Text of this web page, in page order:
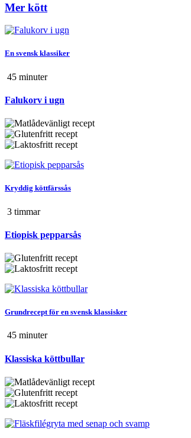
Mer kött
En svensk klassiker
45 minuter
Falukorv i ugn
Kryddig köttfärssås
3 timmar
Etiopisk pepparsås
Grundrecept för en svensk klassisker
45 minuter
Klassiska köttbullar